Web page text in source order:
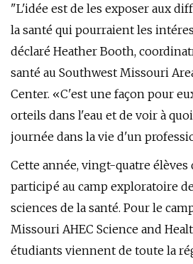
"L'idée est de les exposer aux
la santé qui pourraient les
déclaré Heather Booth,
santé au Southwest Missouri
Center. «C'est une façon pour
orteils dans l'eau et de voir à
journée dans la vie d'un
Cette année, vingt-quatre
participé au camp exploratoire
sciences de la santé. Pour le
Missouri AHEC Science and
étudiants viennent de toute la